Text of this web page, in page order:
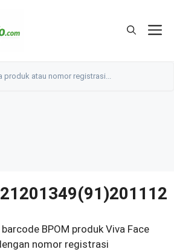
BPOM produk Viva Face
nomor registrasi